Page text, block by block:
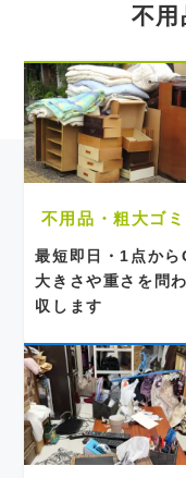
不用
不用品・粗大ゴ
最短即日・1点から
大きさや重さを問
収します